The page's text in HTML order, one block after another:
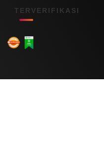
TERVERIFIKASI